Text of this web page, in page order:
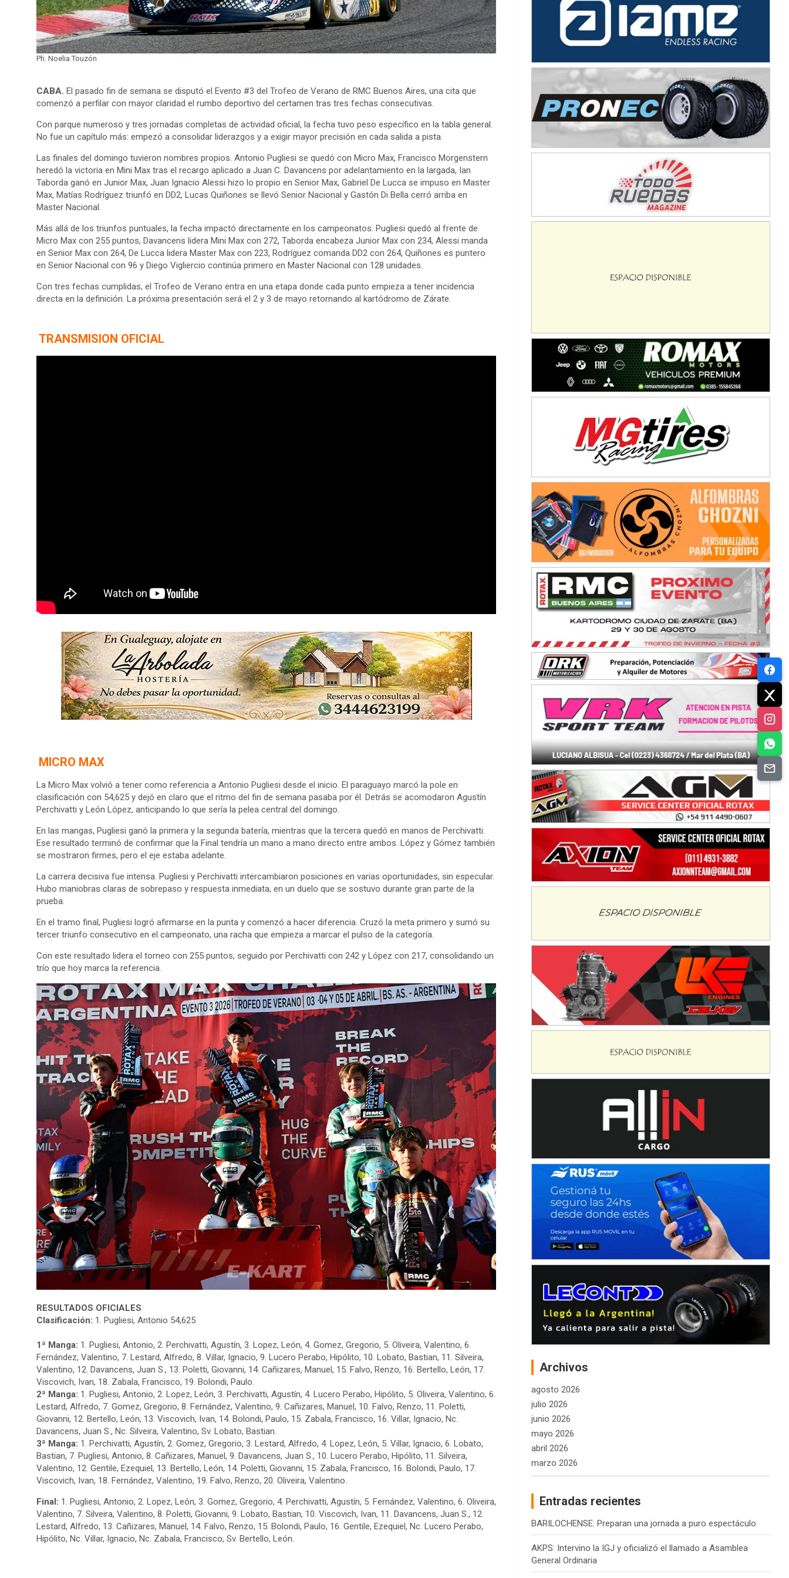
Ph. Noelia Touzón
CABA. El pasado fin de semana se disputó el Evento #3 del Trofeo de Verano de RMC Buenos Aires, una cita que
comenzó a perfilar con mayor claridad el rumbo deportivo del certamen tras tres fechas consecutivas.
Con parque numeroso y tres jornadas completas de actividad oficial, la fecha tuvo peso específico en la tabla general.
No fue un capítulo más: empezó a consolidar liderazgos y a exigir mayor precisión en cada salida a pista.
Las finales del domingo tuvieron nombres propios. Antonio Pugliesi se quedó con Micro Max, Francisco Morgenstern
heredó la victoria en Mini Max tras el recargo aplicado a Juan C. Davancens por adelantamiento en la largada, Ian
Taborda ganó en Junior Max, Juan Ignacio Alessi hizo lo propio en Senior Max, Gabriel De Lucca se impuso en Master
Max, Matías Rodríguez triunfó en DD2, Lucas Quiñones se llevó Senior Nacional y Gastón Di Bella cerró arriba en
Master Nacional.
Más allá de los triunfos puntuales, la fecha impactó directamente en los campeonatos. Pugliesi quedó al frente de
Micro Max con 255 puntos, Davancens lidera Mini Max con 272, Taborda encabeza Junior Max con 234, Alessi manda
en Senior Max con 264, De Lucca lidera Master Max con 223, Rodríguez comanda DD2 con 264, Quiñones es puntero
en Senior Nacional con 96 y Diego Vigliercio continúa primero en Master Nacional con 128 unidades.
Con tres fechas cumplidas, el Trofeo de Verano entra en una etapa donde cada punto empieza a tener incidencia
directa en la definición. La próxima presentación será el 2 y 3 de mayo retornando al kartódromo de Zárate.
TRANSMISION OFICIAL
MICRO MAX
La Micro Max volvió a tener como referencia a Antonio Pugliesi desde el inicio. El paraguayo marcó la pole en
clasificación con 54,625 y dejó en claro que el ritmo del fin de semana pasaba por él. Detrás se acomodaron Agustín
Perchivatti y León López, anticipando lo que sería la pelea central del domingo.
En las mangas, Pugliesi ganó la primera y la segunda batería, mientras que la tercera quedó en manos de Perchivatti.
Ese resultado terminó de confirmar que la Final tendría un mano a mano directo entre ambos. López y Gómez también
se mostraron firmes, pero el eje estaba adelante.
La carrera decisiva fue intensa. Pugliesi y Perchivatti intercambiaron posiciones en varias oportunidades, sin especular.
Hubo maniobras claras de sobrepaso y respuesta inmediata, en un duelo que se sostuvo durante gran parte de la
prueba.
En el tramo final, Pugliesi logró afirmarse en la punta y comenzó a hacer diferencia. Cruzó la meta primero y sumó su
tercer triunfo consecutivo en el campeonato, una racha que empieza a marcar el pulso de la categoría.
Con este resultado lidera el torneo con 255 puntos, seguido por Perchivatti con 242 y López con 217, consolidando un
trío que hoy marca la referencia.
RESULTADOS OFICIALES
Clasificación: 1. Pugliesi, Antonio 54,625
1ª Manga: 1. Pugliesi, Antonio, 2. Perchivatti, Agustín, 3. Lopez, León, 4. Gomez, Gregorio, 5. Oliveira, Valentino, 6.
Fernández, Valentino, 7. Lestard, Alfredo, 8. Villar, Ignacio, 9. Lucero Perabo, Hipólito, 10. Lobato, Bastian, 11. Silveira,
Valentino, 12. Davancens, Juan S., 13. Poletti, Giovanni, 14. Cañizares, Manuel, 15. Falvo, Renzo, 16. Bertello, León, 17.
Viscovich, Ivan, 18. Zabala, Francisco, 19. Bolondi, Paulo.
2ª Manga: 1. Pugliesi, Antonio, 2. Lopez, León, 3. Perchivatti, Agustín, 4. Lucero Perabo, Hipólito, 5. Oliveira, Valentino, 6.
Lestard, Alfredo, 7. Gomez, Gregorio, 8. Fernández, Valentino, 9. Cañizares, Manuel, 10. Falvo, Renzo, 11. Poletti,
Giovanni, 12. Bertello, León, 13. Viscovich, Ivan, 14. Bolondi, Paulo, 15. Zabala, Francisco, 16. Villar, Ignacio, Nc.
Davancens, Juan S., Nc. Silveira, Valentino, Sv. Lobato, Bastian.
3ª Manga: 1. Perchivatti, Agustín, 2. Gomez, Gregorio, 3. Lestard, Alfredo, 4. Lopez, León, 5. Villar, Ignacio, 6. Lobato,
Bastian, 7. Pugliesi, Antonio, 8. Cañizares, Manuel, 9. Davancens, Juan S., 10. Lucero Perabo, Hipólito, 11. Silveira,
Valentino, 12. Gentile, Ezequiel, 13. Bertello, León, 14. Poletti, Giovanni, 15. Zabala, Francisco, 16. Bolondi, Paulo, 17.
Viscovich, Ivan, 18. Fernández, Valentino, 19. Falvo, Renzo, 20. Oliveira, Valentino.
Final: 1. Pugliesi, Antonio, 2. Lopez, León, 3. Gomez, Gregorio, 4. Perchivatti, Agustín, 5. Fernández, Valentino, 6. Oliveira,
Valentino, 7. Silveira, Valentino, 8. Poletti, Giovanni, 9. Lobato, Bastian, 10. Viscovich, Ivan, 11. Davancens, Juan S., 12.
Lestard, Alfredo, 13. Cañizares, Manuel, 14. Falvo, Renzo, 15. Bolondi, Paulo, 16. Gentile, Ezequiel, Nc. Lucero Perabo,
Hipólito, Nc. Villar, Ignacio, Nc. Zabala, Francisco, Sv. Bertello, León.
Ramiro Tot (Asfalto)
Baradero (Buenos Aires)
KDO - F6
Trenque Lauquen (Buenos Aires)
ENTRERRIANO - F6 (POSTERGADA)
Parque de la Velocidad (Asfalto)
Villaguay (Entre Ríos)
VICTORIENSE - F7
Victoria (Entre Ríos)
Moto Club Reginense (Tierra)
Gral. E. Godoy (Río Negro)
CSK - F7
Ciudad de Avellaneda (Asfalto)
TUCUMANO - F5
Juan Navarro (Asfalto)
El Timbó (Tucumán)
Archivos
agosto 2026
julio 2026
junio 2026
mayo 2026
abril 2026
marzo 2026
Entradas recientes
BARILOCHENSE: Preparan una jornada a puro espectáculo
AKPS: Intervino la IGJ y oficializó el llamado a Asamblea
General Ordinaria